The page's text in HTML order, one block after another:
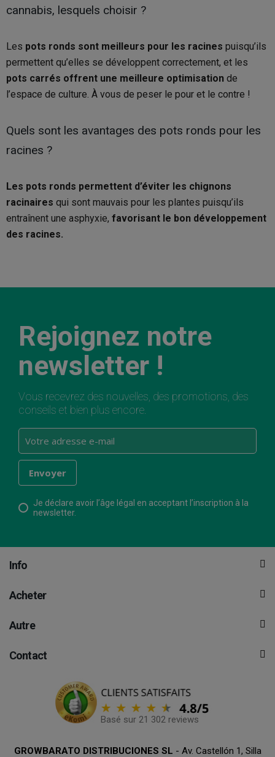
cannabis, lesquels choisir ?
Les pots ronds sont meilleurs pour les racines puisqu’ils
permettent qu’elles se développent correctement, et les
pots carrés offrent une meilleure optimisation de
l’espace de culture. À vous de peser le pour et le contre !
Quels sont les avantages des pots ronds pour les
racines ?
Les pots ronds permettent d’éviter les chignons
racinaires qui sont mauvais pour les plantes puisqu’ils
entraînent une asphyxie, favorisant le bon développement
des racines.
Rejoignez notre
newsletter !
Vous recevrez des nouvelles, des promotions, des
conseils et bien plus encore.
Je déclare avoir l’âge légal en acceptant l’inscription à la
newsletter.
Info
Acheter
Autre
Contact
Basé sur 21 302 reviews
GROWBARATO DISTRIBUCIONES SL - Av. Castellón 1, Silla